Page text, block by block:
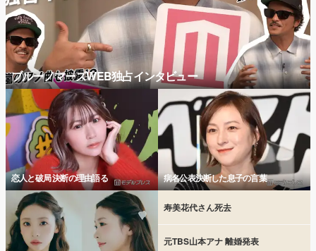
ブルーノマーズWEB独占インタビュー
恋人と破局 決断の理由語る 病名公表決断した息子の言葉
寿美花代さん死去
元TBS山本アナ 離婚発表